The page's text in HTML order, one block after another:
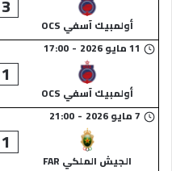
أولمبيك آسفي OCS
11 مايو 2026 -
17:00
أولمبيك آسفي OCS
1
7 مايو 2026 -
21:00
الجيش الملكي FAR
1